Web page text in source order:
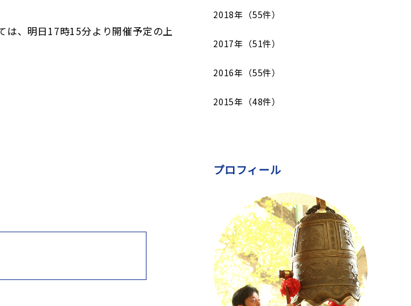
は、明日17時15分より開催予定の上
2018年（55件）
2017年（51件）
2016年（55件）
2015年（48件）
プロフィール